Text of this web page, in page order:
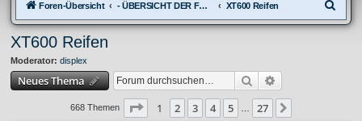
Foren-Übersicht - ÜBERSICHT DER FOREN XT600 XT600 Reifen
u
XT600 Reifen
Moderator: displex
Neues Thema Suche
668 Themen Seite 1von 27
1 2 3 4 5 27